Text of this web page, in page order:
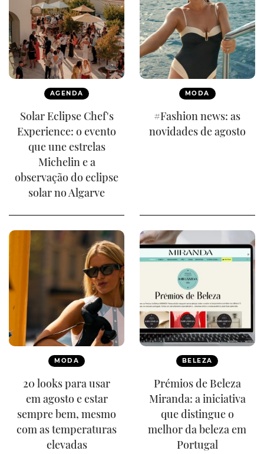
AGENDA
Solar Eclipse Chef's
Experience: o evento
que une estrelas
Michelin e a
observação do eclipse
solar no Algarve
MODA
#Fashion news: as
novidades de agosto
MODA
20 looks para usar
em agosto e estar
sempre bem, mesmo
com as temperaturas
elevadas
BELEZA
Prémios de Beleza
Miranda: a iniciativa
que distingue o
melhor da beleza em
Portugal